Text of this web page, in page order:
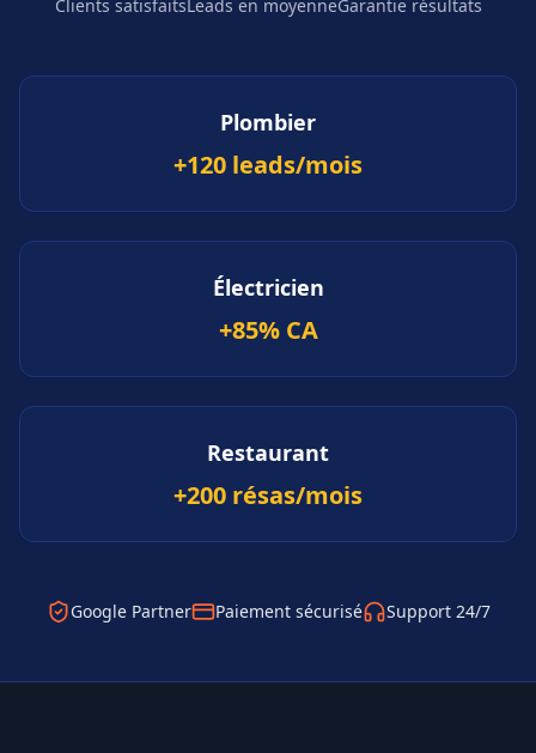
Clients satisfaitsLeads en moyenneGarantie résultats
Plombier
+120 leads/mois
Électricien
+85% CA
Restaurant
+200 résas/mois
Google Partner Paiement sécurisé Support 24/7